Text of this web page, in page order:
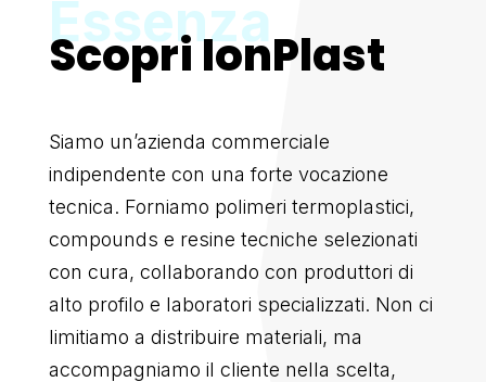
Scopri IonPlast
Siamo un’azienda commerciale
indipendente con una forte vocazione
tecnica. Forniamo polimeri termoplastici,
compounds e resine tecniche selezionati
con cura, collaborando con produttori di
alto profilo e laboratori specializzati. Non ci
limitiamo a distribuire materiali, ma
accompagniamo il cliente nella scelta,